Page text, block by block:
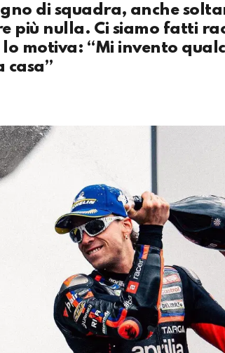
di squadra, anche
più nulla. Ci siamo fatti
motiva: “Mi invento
casa”